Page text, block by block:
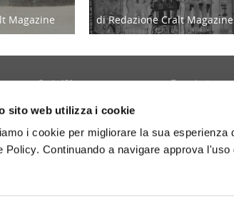
sito web utilizza i cookie
i cookie per migliorare la sua
Policy. Continuando a navigare approva
Magazine
di Redazione Cralt Magazine
Cralt 40°
Turismo
Tecnologia
Diario di
Attività